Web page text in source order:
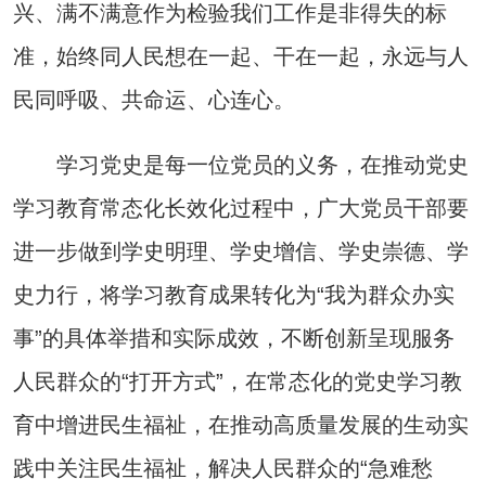
兴、满不满意作为检验我们工作是非得失的标
准，始终同人民想在一起、干在一起，永远与人
民同呼吸、共命运、心连心。
学习党史是每一位党员的义务，在推动党史
学习教育常态化长效化过程中，广大党员干部要
进一步做到学史明理、学史增信、学史崇德、学
史力行，将学习教育成果转化为“我为群众办实
事”的具体举措和实际成效，不断创新呈现服务
人民群众的“打开方式”，在常态化的党史学习教
育中增进民生福祉，在推动高质量发展的生动实
践中关注民生福祉，解决人民群众的“急难愁